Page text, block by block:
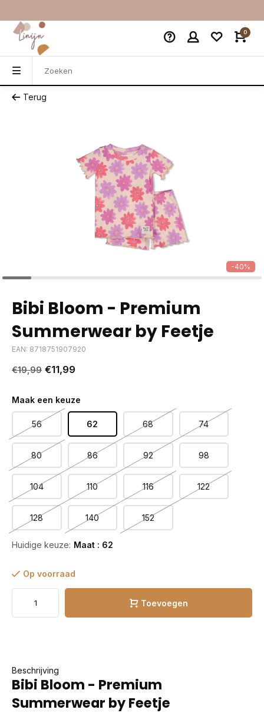
0
Terug
-40%
Bibi Bloom - Premium
Summerwear by Feetje
EAN: 8718751907920
€19,99 €11,99
Maak een keuze
56 62 68 74
80 86 92 98
104 110 116 122
128 140 152
Huidige keuze: Maat : 62
Op voorraad
Toevoegen
Beschrijving
Bibi Bloom - Premium
Summerwear by Feetje